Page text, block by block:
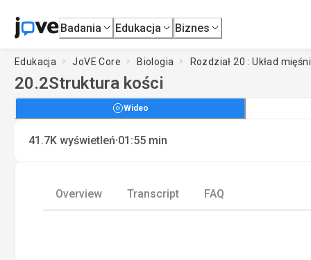
Badania Edukacja Biznes
Edukacja JoVE Core Biologia Rozdział 20 : Układ
20.2Struktura kości
Wideo
41.7K wyświetleń·01:55 min
Overview Transcript FAQ